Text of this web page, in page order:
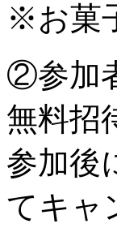
※お菓
②参加
無料招
参加後
てキャ